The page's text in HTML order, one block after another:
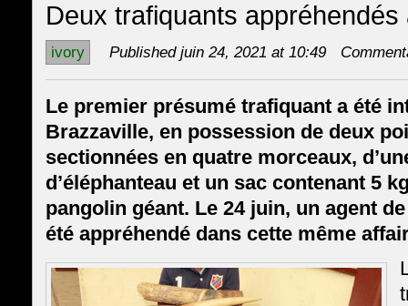
Deux trafiquants appréhendés
ivory Published juin 24, 2021 at 10:49
Le premier présumé trafiquant a été
Brazzaville, en possession de deux
sectionnées en quatre morceaux,
d’éléphanteau et un sac contenant 5
pangolin géant. Le 24 juin, un agent
été appréhendé dans cette même